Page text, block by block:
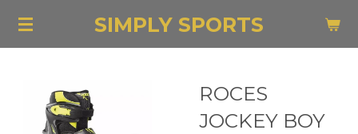
Ga
hoofdinhoud
SIMPLY SPORTS
ROCES
JOCKEY BOY